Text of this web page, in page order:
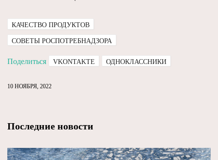
КАЧЕСТВО ПРОДУКТОВ
СОВЕТЫ РОСПОТРЕБНАДЗОРА
Поделиться VKONTAKTE ОДНОКЛАССНИКИ
10 НОЯБРЯ, 2022
Последние новости